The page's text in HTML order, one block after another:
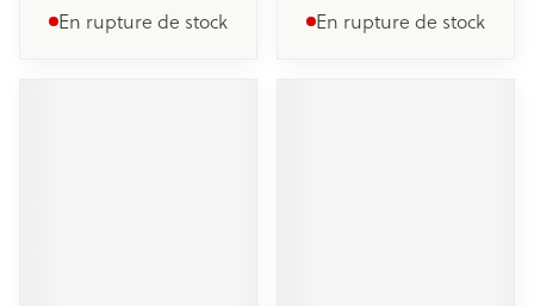
En rupture de stock En rupture de stock